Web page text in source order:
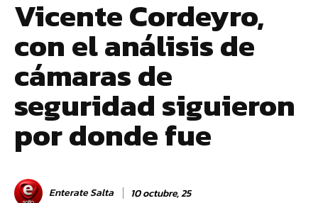
Vicente Cordeyro,
con el análisis de
cámaras de
seguridad siguieron
por donde fue
Enterate Salta 10 octubre, 25